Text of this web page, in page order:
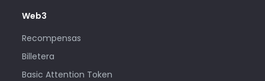
Web3
Recompensas
Billetera
Basic Attention Token